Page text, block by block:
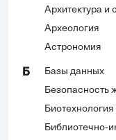
Архитектура и
Археология
Астрономия
Б
Базы данных
Безопасность
Биотехнология
Библиотечно-